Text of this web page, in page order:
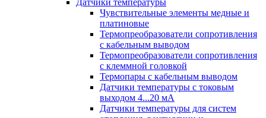
Чувствительные элементы медные и
платиновые
Термопреобразователи сопротивления
с кабельным выводом
Термопреобразователи сопротивления
с клеммной головкой
Термопары с кабельным выводом
Датчики температуры с токовым
выходом 4...20 мА
Датчики температуры для систем